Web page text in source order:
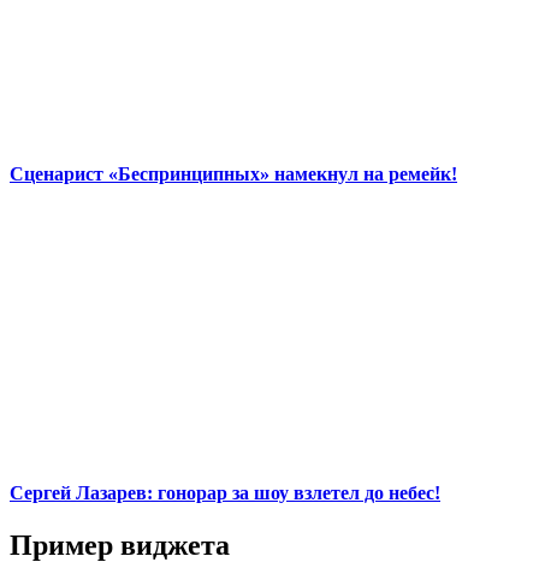
Сценарист «Беспринципных» намекнул на ремейк!
Сергей Лазарев: гонорар за шоу взлетел до небес!
Пример виджета